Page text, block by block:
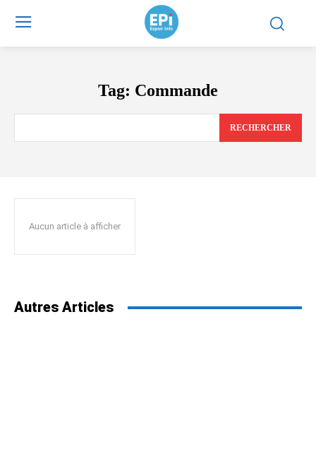
Tag: Commande
RECHERCHER
Aucun article à afficher
Autres Articles